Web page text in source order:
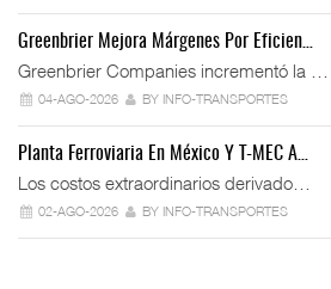
Greenbrier Mejora Márgenes Por Eficien…
Greenbrier Companies incrementó la …
04-AGO-2026 BY INFO-TRANSPORTES
Planta Ferroviaria En México Y T-MEC A…
Los costos extraordinarios derivado…
02-AGO-2026 BY INFO-TRANSPORTES